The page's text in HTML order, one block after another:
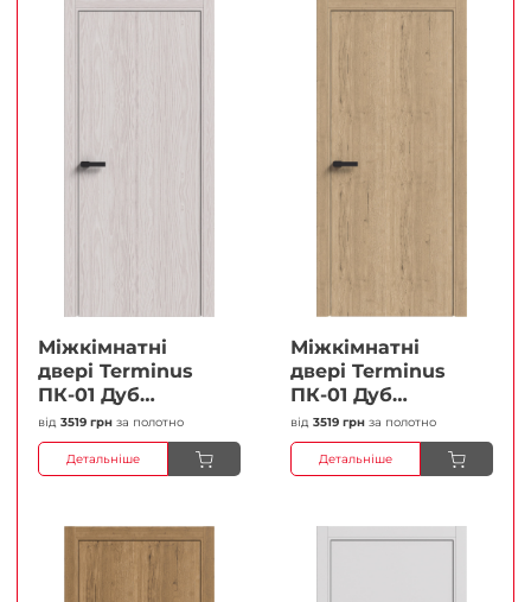
Міжкімнатні
двері Terminus
ПК-01 Дуб
перлиний Глухі
Плівка
від 3519 грн за полотно
Детальніше
Міжкімнатні
двері Terminus
ПК-01 Дуб
класичний Глухі
Плівка
від 3519 грн за полотно
Детальніше